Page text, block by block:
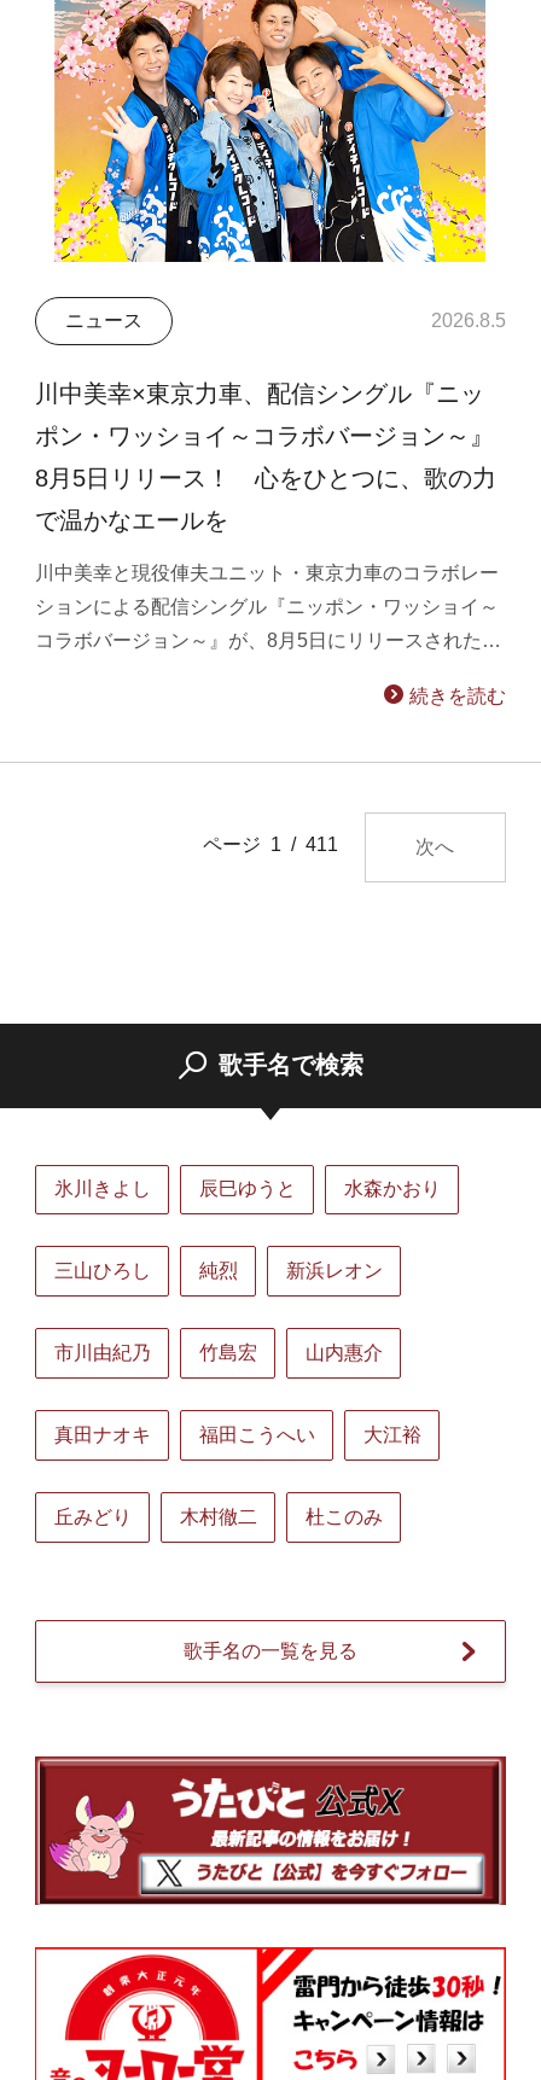
ニュース 2026.8.5
川中美幸×東京力車、配信シングル『ニッ
ポン・ワッショイ～コラボバージョン～』
8月5日リリース！ 心をひとつに、歌の力
で温かなエールを
川中美幸と現役俥夫ユニット・東京力車のコラボレー
ションによる配信シングル『ニッポン・ワッショイ～
コラボバージョン～』が、8月5日にリリースされた…
続きを読む
ページ 1 / 411 次へ
歌手名で検索
氷川きよし 辰巳ゆうと 水森かおり
三山ひろし 純烈 新浜レオン
市川由紀乃 竹島宏 山内惠介
真田ナオキ 福田こうへい 大江裕
丘みどり 木村徹二 杜このみ
歌手名の一覧を見る